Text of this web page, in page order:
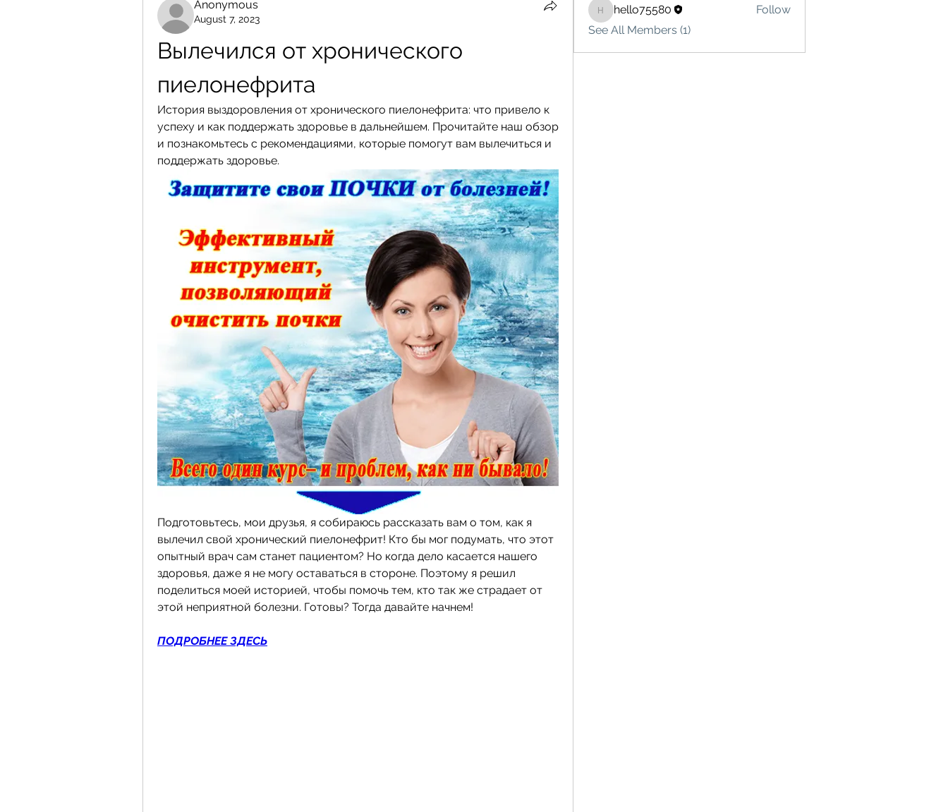
Anonymous
August 7, 2023
Вылечился от хронического
пиелонефрита
История выздоровления от хронического пиелонефрита: что привело к
успеху и как поддержать здоровье в дальнейшем. Прочитайте наш обзор
и познакомьтесь с рекомендациями, которые помогут вам вылечиться и
поддержать здоровье.
Подготовьтесь, мои друзья, я собираюсь рассказать вам о том, как я
вылечил свой хронический пиелонефрит! Кто бы мог подумать, что этот
опытный врач сам станет пациентом? Но когда дело касается нашего
здоровья, даже я не могу оставаться в стороне. Поэтому я решил
поделиться моей историей, чтобы помочь тем, кто так же страдает от
этой неприятной болезни. Готовы? Тогда давайте начнем!
ПОДРОБНЕЕ ЗДЕСЬ
hello75580
hello75580
Follow
See All Members (1)